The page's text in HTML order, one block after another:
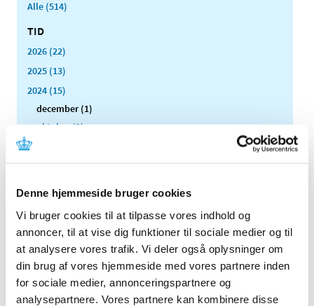
Denne hjemmeside bruger cookies
Vi bruger cookies til at tilpasse vores indhold og
annoncer, til at vise dig funktioner til sociale medier og til
at analysere vores trafik. Vi deler også oplysninger om
din brug af vores hjemmeside med vores partnere inden
for sociale medier, annonceringspartnere og
analysepartnere. Vores partnere kan kombinere disse
Alle (514)
TID
2026 (22)
2025 (13)
2024 (15)
december (1)
oktober (2)
juni (2)
marts (2)
februar (2)
januar (2)
2023 (18)
2022 (10)
2021 (32)